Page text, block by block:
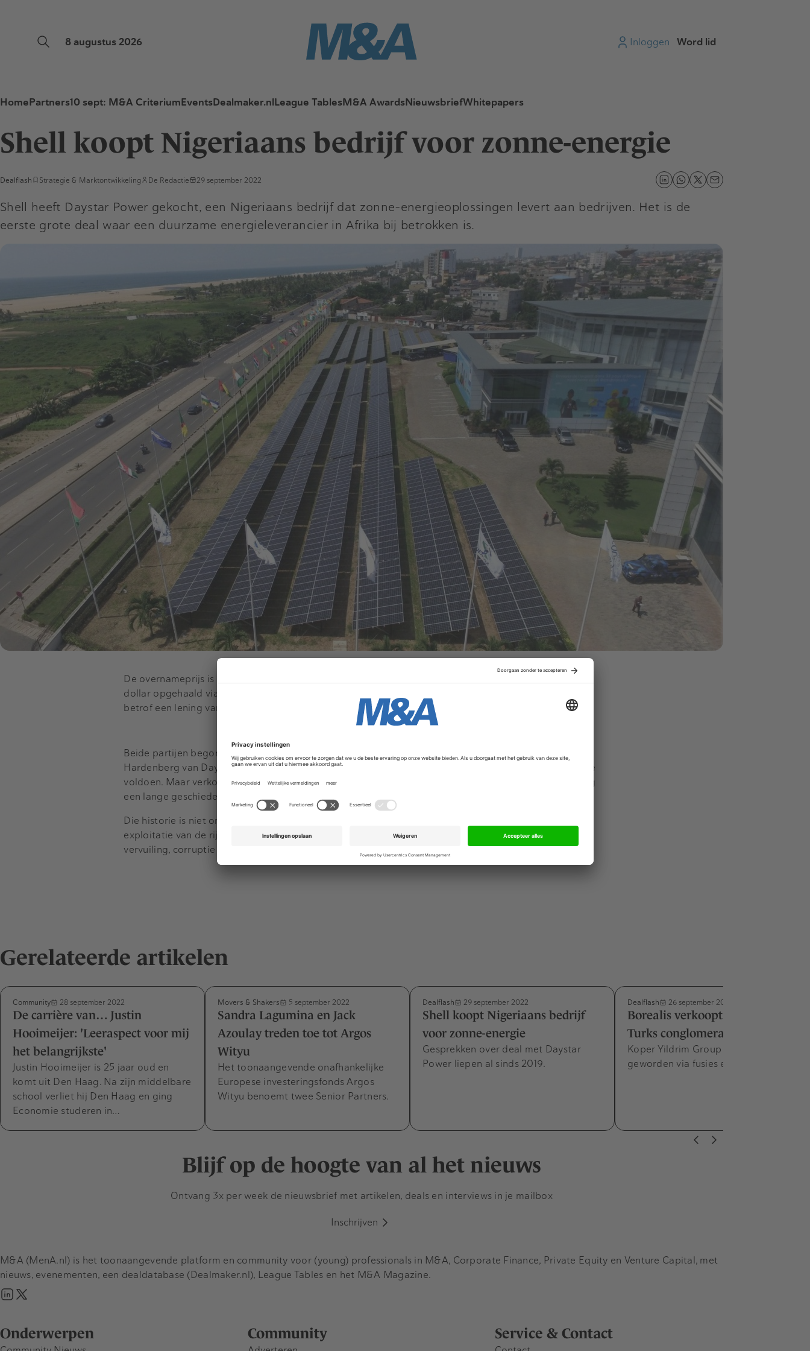
8 augustus 2026 Inloggen Word lid
HomePartners10 sept: M&A CriteriumEventsDealmaker.nlLeague TablesM&A AwardsNieuwsbriefWhitepapers
Shell koopt Nigeriaans bedrijf voor zonne-energie
Dealflash Strategie & Marktontwikkeling De Redactie 29 september 2022
Shell heeft Daystar Power gekocht, een Nigeriaans bedrijf dat zonne-energieoplossingen levert aan bedrijven. Het is de
eerste grote deal waar een duurzame energieleverancier in Afrika bij betrokken is.
De overnameprijs is niet bekendgemaakt. Daystar ging van start in 2017 en heeft 97 miljoen opgehaald
dollar opgehaald via meerdere financieringsrondes. De meest recente dateerde van juli vorig jaar en
betrof een lening van 20 miljoen dollar, verkregen van de International Finance Corporation.
Beide partijen begonnen in 2019 te praten over een mogelijke deal. Volgens CEO Jasper Graf von
Hardenberg van Daystar had het bedrijf nog meer geld moeten ophalen om aan de groeiende vraag te
voldoen. Maar verkoop aan Shell bood meer zekerheid. Bovendien heeft Shell volgens Von Hardenberg
een lange geschiedenis in Afrika.
Die historie is niet onomstreden. Shell was het eerste buitenlandse bedrijf dat Nigeria hielp met de
exploitatie van de rijke olievoorraden. Maar herhaaldelijk ging dat gepaard met berichten over
vervuiling, corruptie en schendingen van mensenrechten. Nu mikt Shell op eengreen shiftin het land.
Gerelateerde artikelen
Community 28 september 2022
De carrière van… Justin
Hooimeijer: 'Leeraspect voor mij
het belangrijkste'
Justin Hooimeijer is 25 jaar oud en
komt uit Den Haag. Na zijn middelbare
school verliet hij Den Haag en ging
Economie studeren in…
Movers & Shakers 5 september 2022
Sandra Lagumina en Jack
Azoulay treden toe tot Argos
Wityu
Het toonaangevende onafhankelijke
Europese investeringsfonds Argos
Wityu benoemt twee Senior Partners.
Dealflash 29 september 2022
Shell koopt Nigeriaans bedrijf
voor zonne-energie
Gesprekken over deal met Daystar
Power liepen al sinds 2019.
Dealflash 26 september 2022
Borealis verkoopt Rosier aan
Turks conglomeraat
Koper Yildrim Group is groot
geworden via fusies en overnames.
Blijf op de hoogte van al het nieuws
Ontvang 3x per week de nieuwsbrief met artikelen, deals en interviews in je mailbox
Inschrijven
Onderwerpen Community Service & Contact
M&A (MenA.nl) is het toonaangevende platform en community voor (young) professionals in M&A, Corporate Finance, Private Equity en Venture Capital, met
nieuws, evenementen, een dealdatabase (Dealmaker.nl), League Tables en het M&A Magazine.